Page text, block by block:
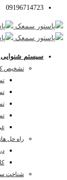
09196714723
سیستم شنوایی
تشخیص
راه حل
شناخت